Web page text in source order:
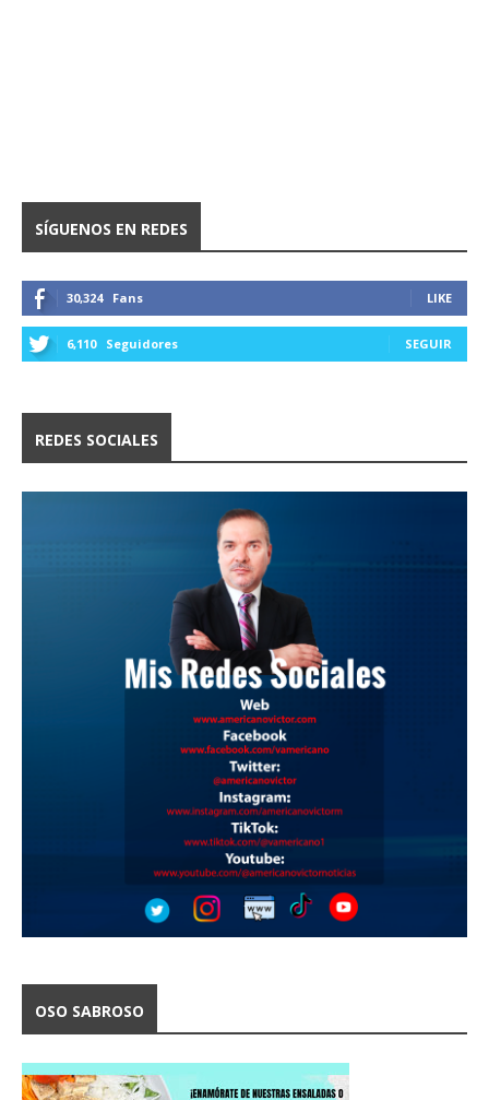
SÍGUENOS EN REDES
30,324 Fans LIKE
6,110 Seguidores SEGUIR
REDES SOCIALES
OSO SABROSO